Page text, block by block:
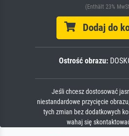
(Enthält 23%
Dodaj do
Ostrość obrazu:
Jeśli chcesz dostosować
niestandardowe przycięcie
tych zmian bez dodatkowych
wahaj się